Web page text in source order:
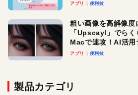
アプリ 便利技
粗い画像を高解像度
「Upscayl」でら
Macで速攻！AI活用
アプリ 便利技
製品カテゴリ